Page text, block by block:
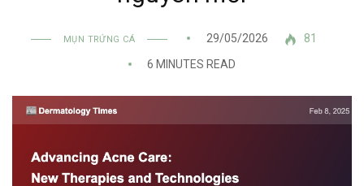
MỤN TRỨNG CÁ 29/05/2026
81
6 MINUTES READ